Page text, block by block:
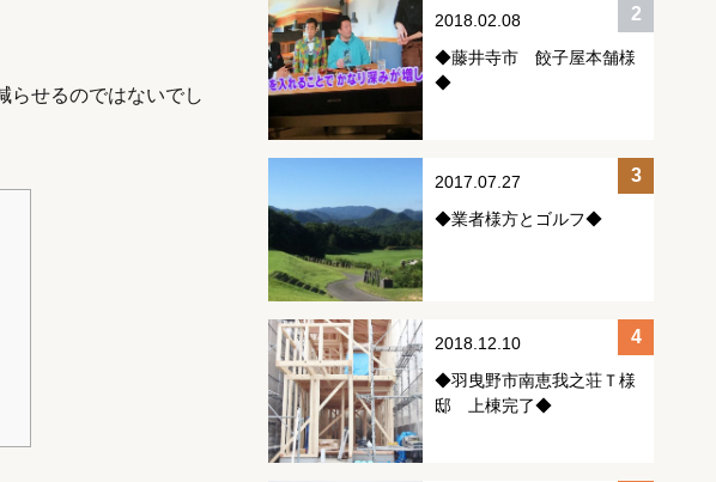
らせるのではないでし
2018.02.08
◆藤井寺市 餃子屋本舗様
◆
2017.07.27
◆業者様方とゴルフ◆
2018.12.10
◆羽曳野市南恵我之荘Ｔ様
邸 上棟完了◆